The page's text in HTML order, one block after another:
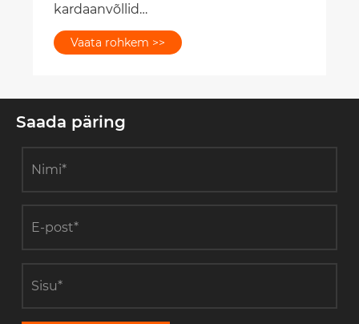
kardaanvõllid
põllumajanduskeskkondades
populaarsed?
Vaata rohkem >>
Saada päring